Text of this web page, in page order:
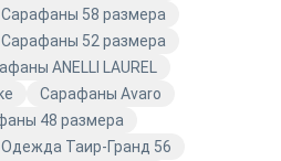
модель, которая подчеркнёт
Таир-Гранд
и стиль, но и следование
Они станут отличным
позволяя создавать
образы. Не упустите
Сарафаны 58 размера
Сарафаны 52 размера
ANELLI LAUREL
Сарафаны Avaro
48 размера
Одежда Таир-Гранд 56